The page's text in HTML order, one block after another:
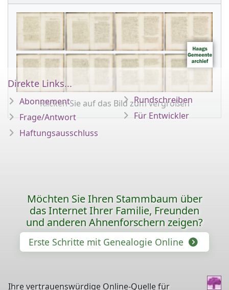
Klicken Sie auf das Bild zum vergrößen
Direkte Links...
Abonnement
Frage/Antwort
Haftungsausschluss
Rundschreiben
Für Entwickler
Möchten Sie Ihren Stammbaum über
das Internet Ihrer Familie, Freunden
und anderen Ahnenforschern zeigen?
Erste Schritte mit Genealogie Online
Ihre vertrauenswürdige Online-Quelle für